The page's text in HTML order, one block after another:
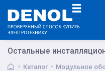
Остальные
Каталог
Модульное